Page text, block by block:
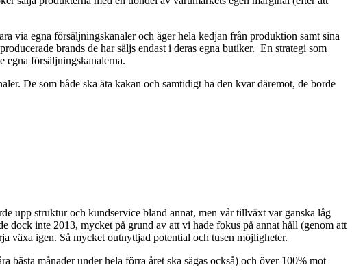
via egna försäljningskanaler och äger hela kedjan från produktion samt sina
brands de har säljs endast i deras egna butiker. En strategi som
egna försäljningskanalerna.
De som både ska äta kakan och samtidigt ha den kvar däremot, de borde
upp struktur och kundservice bland annat, men vår tillväxt var ganska låg
dock inte 2013, mycket på grund av att vi hade fokus på annat håll (genom att
växa igen. Så mycket outnyttjad potential och tusen möjligheter.
bästa månader under hela förra året ska sägas också) och över 100% mot